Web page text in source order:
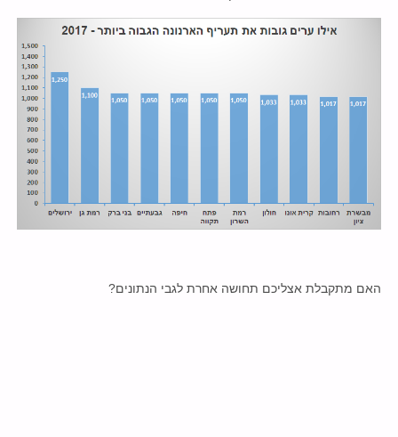
האם מתקבלת אצליכם תחושה אחרת לגבי הנתונים?